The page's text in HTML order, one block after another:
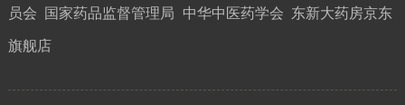
员会 国家药品监督管理局 中华中医药学会 东新大药房京东
旗舰店